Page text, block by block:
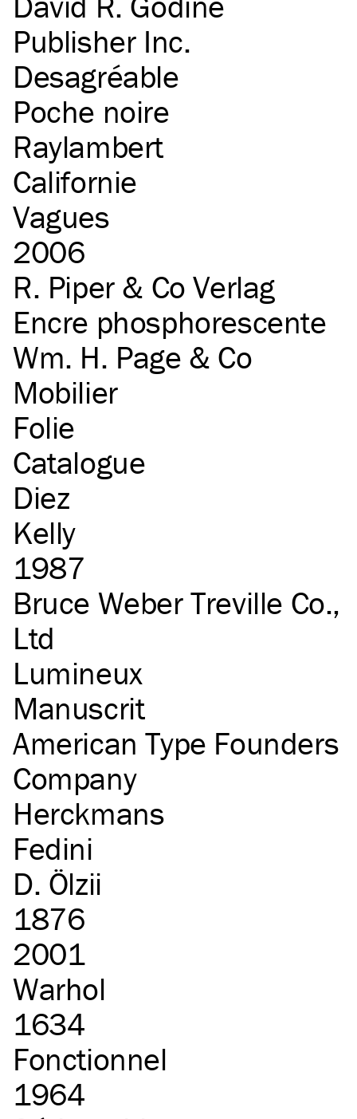
Publisher Inc.
Desagréable
Poche noire
Raylambert
Californie
Vagues
2006
R. Piper & Co Verlag
Encre phosphorescente
Wm. H. Page & Co
Mobilier
Folie
Catalogue
Diez
Kelly
1987
Bruce Weber Treville Co.,
Ltd
Lumineux
Manuscrit
American Type Founders
Company
Herckmans
Fedini
D. Ölzii
1876
2001
Warhol
1634
Fonctionnel
1964